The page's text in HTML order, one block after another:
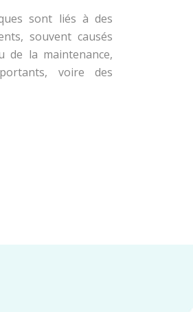
sont liés à des
souvent causés
de la maintenance,
voire des